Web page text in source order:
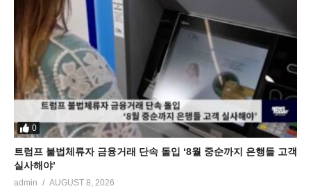
0
트럼프 불법체류자 금융거래 단속 돌입 ‘8월 중순까지 은행들 고객
실사해야’
admin AUGUST 8, 2026